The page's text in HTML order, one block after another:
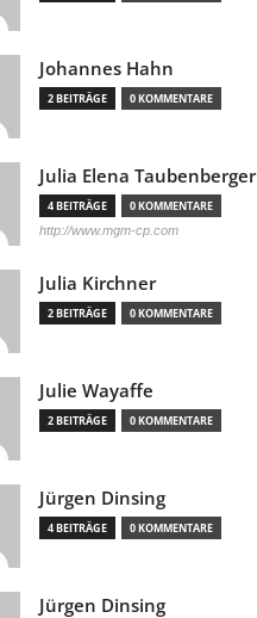
Johannes Hahn
2 BEITRÄGE 0 KOMMENTARE
Julia Elena Taubenberger
4 BEITRÄGE 0 KOMMENTARE
http://www.mgm-cp.com
Julia Kirchner
2 BEITRÄGE 0 KOMMENTARE
Julie Wayaffe
2 BEITRÄGE 0 KOMMENTARE
Jürgen Dinsing
4 BEITRÄGE 0 KOMMENTARE
Jürgen Dinsing